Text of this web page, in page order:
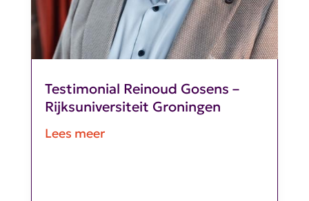
Testimonial Reinoud Gosens –
Rijksuniversiteit Groningen
Lees meer